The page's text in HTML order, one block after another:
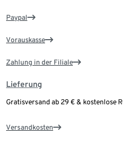
Paypal
Vorauskasse
Zahlung in der Filiale
Lieferung
Gratisversand ab 29 € & kostenlose
Versandkosten